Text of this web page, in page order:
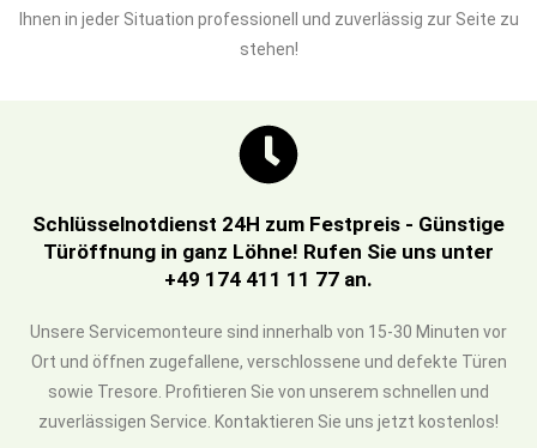
Ihnen in jeder Situation professionell und zuverlässig zur Seite zu
stehen!
Schlüsselnotdienst 24H zum Festpreis - Günstige
Türöffnung in ganz Löhne! Rufen Sie uns unter
+49 174 411 11 77 an.
Unsere Servicemonteure sind innerhalb von 15-30 Minuten vor
Ort und öffnen zugefallene, verschlossene und defekte Türen
sowie Tresore. Profitieren Sie von unserem schnellen und
zuverlässigen Service. Kontaktieren Sie uns jetzt kostenlos!